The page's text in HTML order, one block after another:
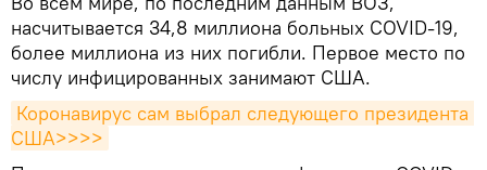
насчитывается 34,8 миллиона больных COVID-19,
более миллиона из них погибли. Первое место по
числу инфицированных занимают США.
Коронавирус сам выбрал следующего президента
США>>>>